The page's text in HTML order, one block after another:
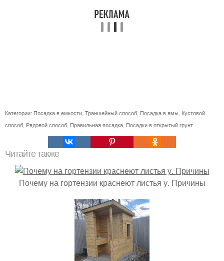
Категории: Посадка в емкости Траншейный способ Посадка в ямы Кустовой
способ Рядовой способ Правильная посадка Посадки в открытый грунт
Читайте также
Почему на гортензии краснеют листья у. Причины